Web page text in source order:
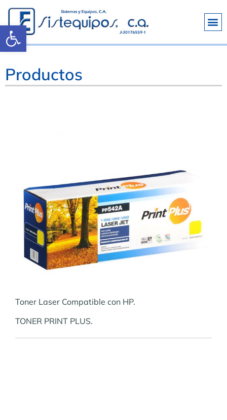
Abrir barra de herramientas
Productos
Toner Laser Compatible con HP.
TONER PRINT PLUS.